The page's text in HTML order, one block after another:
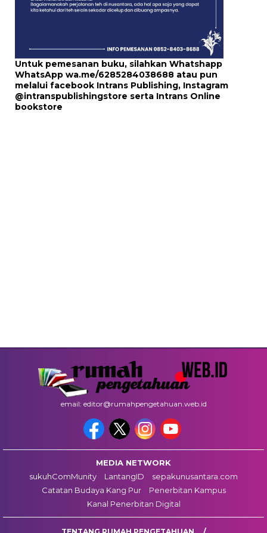
Untuk pemesanan buku, silahkan Whatshapp
WhatsApp wa.me/6285284038688 atau pun
melalui facebook Intrans Publishing, Instagram
@intranspublishingstore serta Intrans Online
bookstore
email: editor@rumahpengetahuan.web.id
MEDIA NETWORK
sukuhComMunity
LantangID
sepakunusantara.com
Catatan Budaya Kang Pur
Penerbitan Kampus
Kanal Penerbitan Digital